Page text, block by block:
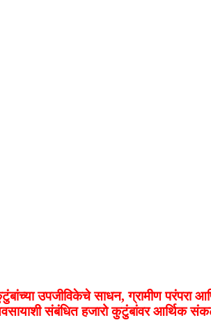
उपजीविकेचे साधन, ग्रामीण
संबंधित हजारो कुटुंबांवर आर्थिक